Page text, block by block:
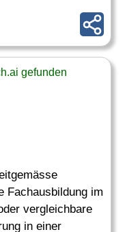
gefunden
Fachausbildung im
vergleichbare
in einer